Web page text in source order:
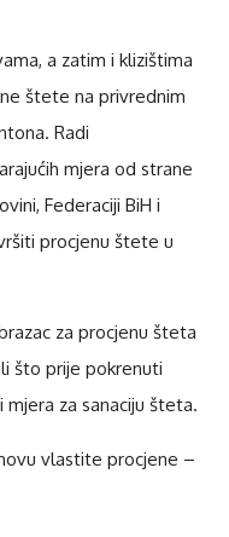
a zatim i klizištima
štete na privrednim
Radi
mjera od strane
Federaciji BiH i
procjenu štete u
za procjenu šteta
što prije pokrenuti
za sanaciju šteta.
vlastite procjene –